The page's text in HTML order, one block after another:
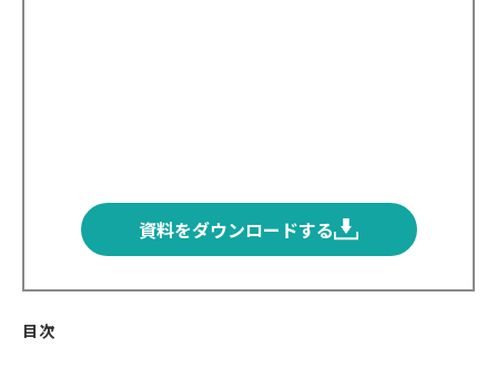
資料をダウンロードする
目次